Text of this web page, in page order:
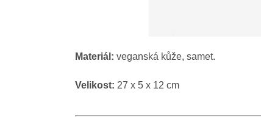
Materiál: veganská kůže, samet.
Velikost: 27 x 5 x 12 cm